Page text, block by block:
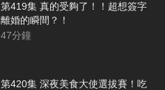
第419集 真的受夠了！！超想簽字
離婚的瞬間？！
47分鐘
第420集 深夜美食大使選拔賽！吃